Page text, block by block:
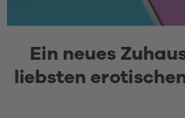
Ein neues
liebsten